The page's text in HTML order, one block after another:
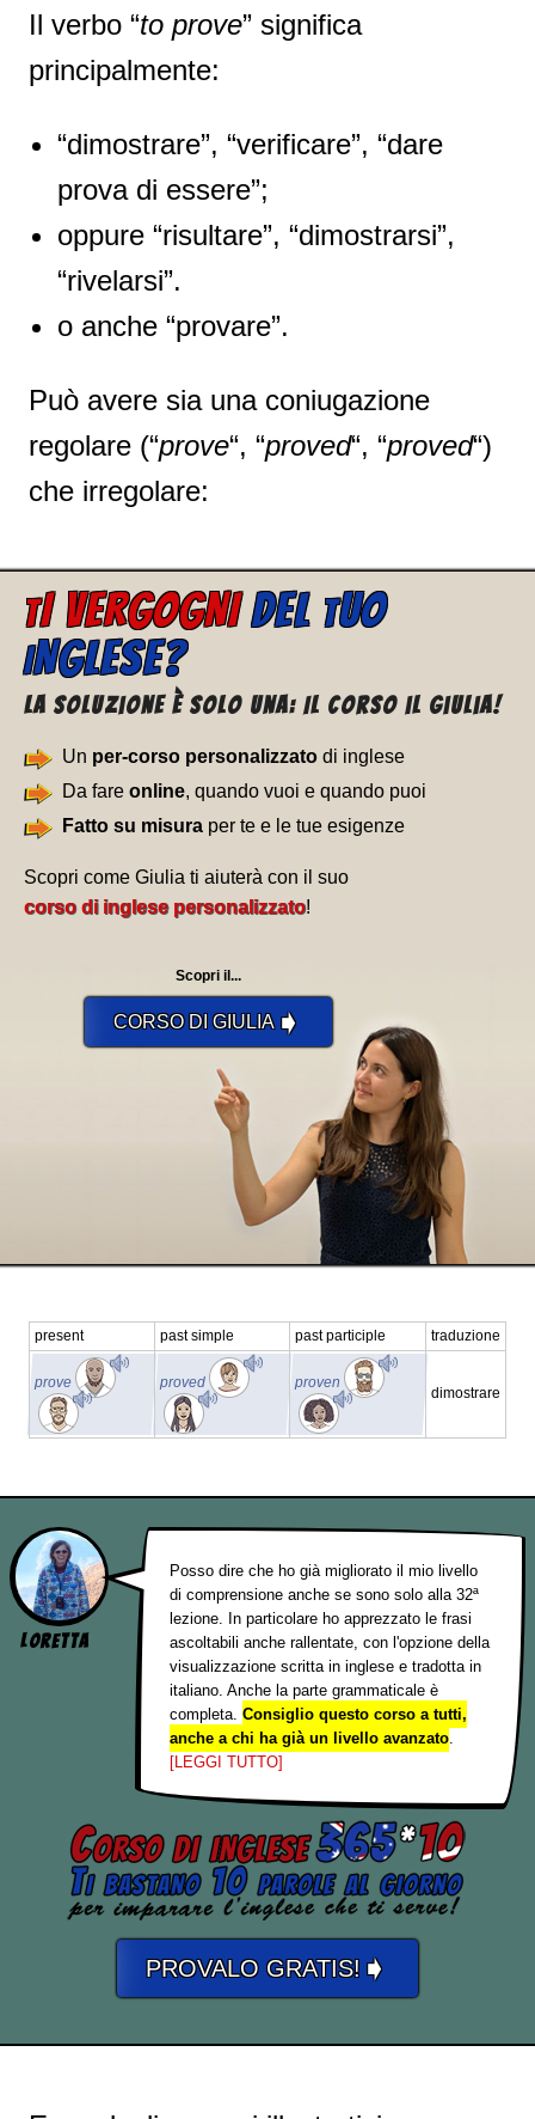
Il verbo “to prove” significa
principalmente:
“dimostrare”, “verificare”, “dare
prova di essere”;
oppure “risultare”, “dimostrarsi”,
“rivelarsi”.
o anche “provare”.
Può avere sia una coniugazione
regolare (“prove“, “proved“, “proved“)
che irregolare:
TI VERGOGNIDEL TUO
INGLESE?
La soluzione è solo una: Il corso il Giulia!
Un per-corso personalizzato di inglese
Da fare online, quando vuoi e quando puoi
Fatto su misura per te e le tue esigenze
Scopri come Giulia ti aiuterà con il suo
corso di inglese personalizzato!
Scopri il...
CORSO DI GIULIA➧
present past simple past participle traduzione
prove proved proven
dimostrare
Loretta
Posso dire che ho già migliorato il mio livello
di comprensione anche se sono solo alla 32ª
lezione. In particolare ho apprezzato le frasi
ascoltabili anche rallentate, con l'opzione della
visualizzazione scritta in inglese e tradotta in
italiano. Anche la parte grammaticale è
completa. Consiglio questo corso a tutti,
anche a chi ha già un livello avanzato.
[LEGGI TUTTO]
PROVALO GRATIS! ➧